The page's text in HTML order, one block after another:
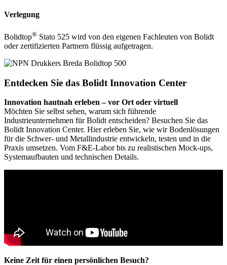
Verlegung
Bolidtop® Stato 525 wird von den eigenen Fachleuten von Bolidt
oder zertifizierten Partnern flüssig aufgetragen.
Entdecken Sie das Bolidt Innovation Center
Innovation hautnah erleben – vor Ort oder virtuell
Möchten Sie selbst sehen, warum sich führende
Industrieunternehmen für Bolidt entscheiden? Besuchen Sie das
Bolidt Innovation Center. Hier erleben Sie, wie wir Bodenlösungen
für die Schwer- und Metallindustrie entwickeln, testen und in die
Praxis umsetzen. Vom F&E-Labor bis zu realistischen Mock-ups,
Systemaufbauten und technischen Details.
Keine Zeit für einen persönlichen Besuch?